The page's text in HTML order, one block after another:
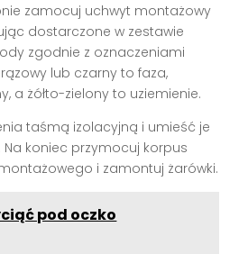
zamocuj uchwyt montażowy
dostarczone w zestawie
zgodnie z oznaczeniami
lub czarny to faza,
a żółto-zielony to uziemienie.
taśmą izolacyjną i umieść je
koniec przymocuj korpus
i zamontuj żarówki.
pod oczko